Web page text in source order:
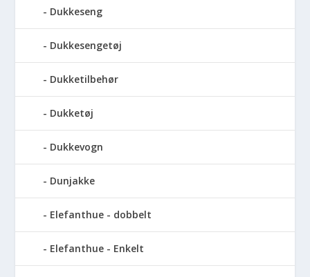
Dukkeseng
Dukkesengetøj
Dukketilbehør
Dukketøj
Dukkevogn
Dunjakke
Elefanthue - dobbelt
Elefanthue - Enkelt